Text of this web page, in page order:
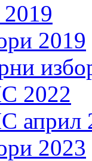
2019
2022
април
2023